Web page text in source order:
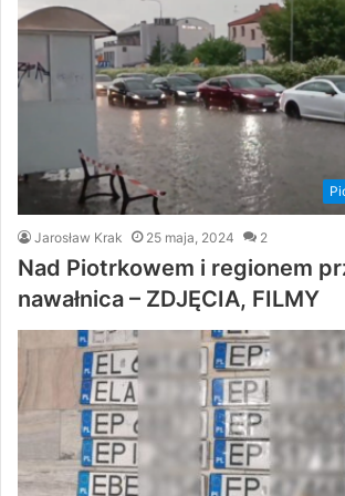
Jarosław Krak 25 maja, 2024 2
Nad Piotrkowem i regionem
nawałnica – ZDJĘCIA, FILMY